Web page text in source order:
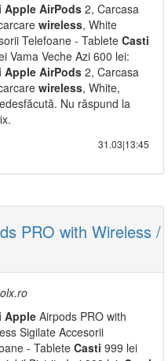
Apple AirPods 2, Carcasa
wireless, White
Telefoane - Tablete Casti
Vama Veche Azi 600 lei:
Apple AirPods 2, Carcasa
wireless, White,
Nu răspund la
31.03|13:45
PRO with Wireless /
Apple Airpods PRO with
Sigilate Accesorii
- Tablete Casti 999 lei